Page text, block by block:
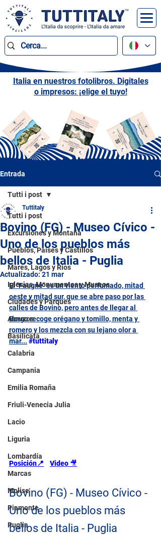
Italia en nuestros fotolibros. Digitales
o impresos: ¡elige el tuyo!
Entrada
Tutti i post
Excursiones y Montaña
Pueblos, Países y Castillos
Mares, Lagos y Ríos
Iglesias, Monumentos y Museos
Ciudades y Parques
Abruzos
Basilicata
Calabria
Campania
Emilia Romaña
Friuli-Venecia Julia
Lacio
Liguria
Lombardía
Marcas
Molise
Piamonte
Puglia
Tutti i post
Bovino (FG) - Museo Cívico -
Uno de los pueblos más
bellos de Italia - Puglia
Tuttitaly
Actualizado: 21 mar
El "Faugne" es un viento perfumado, mitad
oeste y mitad sur, que se abre paso por las
calles de Bovino, pero antes de llegar al
Borgo recoge orégano y tomillo, menta y
romero y los mezcla con su lejano olor a
mar...#tuttitaly
Posición📍 Video 🎥
Bovino (FG) - Museo Cívico -
Uno de los pueblos más
bellos de Italia - Puglia